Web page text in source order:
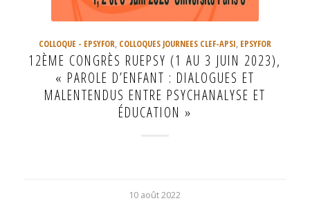
COLLOQUE - EPSYFOR, COLLOQUES JOURNEES CLEF-APSI, EPSYFOR
12ÈME CONGRÈS RUEPSY (1 AU 3 JUIN 2023),
« PAROLE D’ENFANT : DIALOGUES ET
MALENTENDUS ENTRE PSYCHANALYSE ET
ÉDUCATION »
10 août 2022